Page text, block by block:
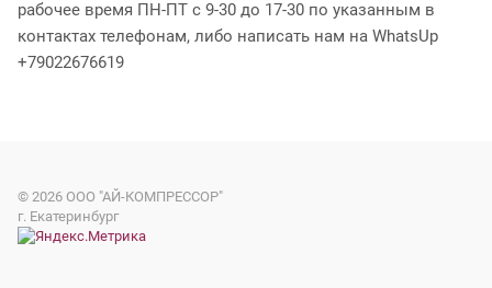
рабочее время ПН-ПТ с 9-30 до 17-30 по указанным в
контактах телефонам, либо написать нам на WhatsUp
+79022676619
© 2026 ООО "АЙ-КОМПРЕССОР"
г. Екатеринбург